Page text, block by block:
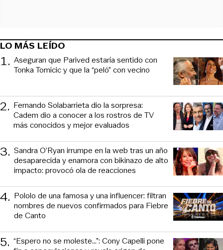
LO MÁS LEÍDO
1. Aseguran que Parived estaría sentido con
Tonka Tomicic y que la “peló” con vecino
2. Fernando Solabarrieta dio la sorpresa:
Cadem dio a conocer a los rostros de TV
más conocidos y mejor evaluados
3. Sandra O’Ryan irrumpe en la web tras un año
desaparecida y enamora con bikinazo de alto
impacto: provocó ola de reacciones
4. Pololo de una famosa y una influencer: filtran
nombres de nuevos confirmados para Fiebre
de Canto
5. “Espero no se moleste...”: Cony Capelli pone